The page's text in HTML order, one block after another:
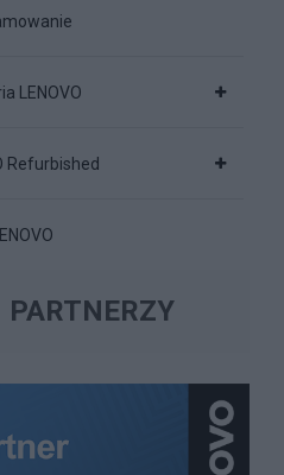
LENOVO
Refurbished
PARTNERZY